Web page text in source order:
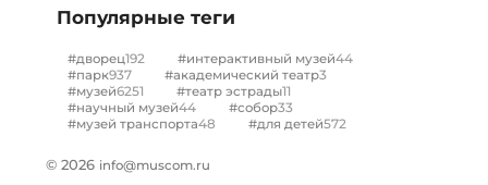
Популярные теги
#дворец192 #интерактивный музей44
#парк937 #академический театр3
#музей6251 #театр эстрады11
#научный музей44 #собор33
#музей транспорта48 #для детей572
© 2026 info@muscom.ru